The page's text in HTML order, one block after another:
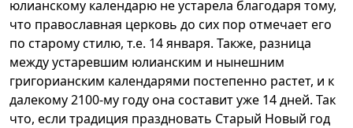
юлианскому календарю не устарела благодаря тому,
что православная церковь до сих пор отмечает его
по старому стилю, т.е. 14 января. Также, разница
между устаревшим юлианским и нынешним
григорианским календарями постепенно растет, и к
далекому 2100-му году она составит уже 14 дней. Так
что, если традиция праздновать Старый Новый год